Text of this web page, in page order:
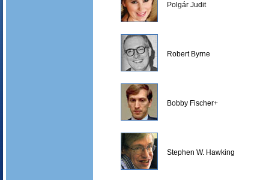
Polgár Judit
Robert Byrne
Bobby Fischer+
Stephen W. Hawking